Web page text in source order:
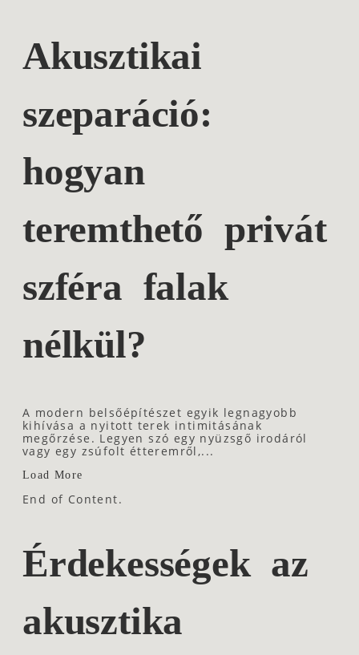
Akusztikai
szeparáció:
hogyan
teremthető privát
szféra falak
nélkül?
A modern belsőépítészet egyik legnagyobb
kihívása a nyitott terek intimitásának
megőrzése. Legyen szó egy nyüzsgő irodáról
vagy egy zsúfolt étteremről,...
Load More
End of Content.
Érdekességek az
akusztika